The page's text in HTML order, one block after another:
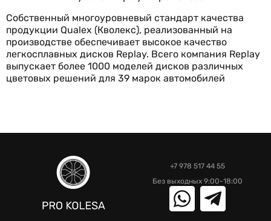
Собственный многоуровневый стандарт качества
продукции Qualex (Кволекс), реализованный на
производстве обеспечивает высокое качество
легкосплавных дисков Replay. Всего компания Replay
выпускает более 1000 моделей дисков различных
цветовых решений для 39 марок автомобилей
+7 978 517 44 55
Без выходных 9:00-18:00